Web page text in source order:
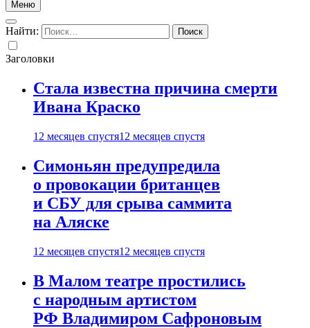
Меню
Найти:
Заголовки
Стала известна причина смерти
Ивана Краско
12 месяцев спустя12 месяцев спустя
Симоньян предупредила
о провокации британцев
и СБУ для срыва саммита
на Аляске
12 месяцев спустя12 месяцев спустя
В Малом театре простились
с народным артистом
РФ Владимиром Сафроновым